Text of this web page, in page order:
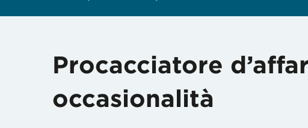
Procacciatore
occasionalità